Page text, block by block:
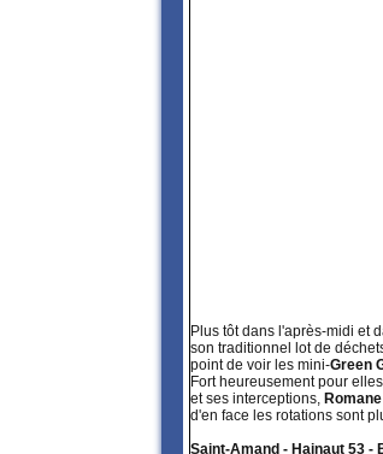
Plus tôt dans l'après-midi et
son traditionnel lot de
point de voir les mini-Green
Fort heureusement pour
et ses interceptions,
d'en face les rotations sont
Saint-Amand - Hainaut 53 -